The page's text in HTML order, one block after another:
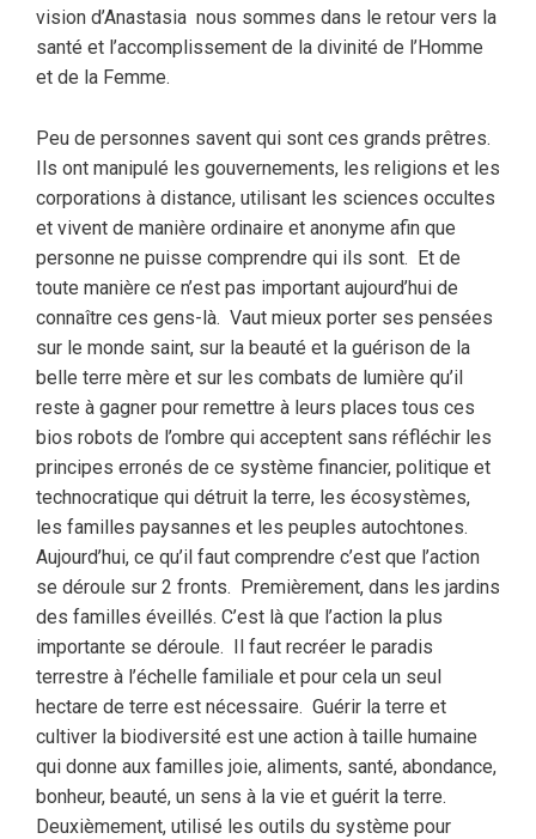
vision d’Anastasia nous sommes dans le retour vers la
santé et l’accomplissement de la divinité de l’Homme
et de la Femme.
Peu de personnes savent qui sont ces grands prêtres.
Ils ont manipulé les gouvernements, les religions et les
corporations à distance, utilisant les sciences occultes
et vivent de manière ordinaire et anonyme afin que
personne ne puisse comprendre qui ils sont. Et de
toute manière ce n’est pas important aujourd’hui de
connaître ces gens-là. Vaut mieux porter ses pensées
sur le monde saint, sur la beauté et la guérison de la
belle terre mère et sur les combats de lumière qu’il
reste à gagner pour remettre à leurs places tous ces
bios robots de l’ombre qui acceptent sans réfléchir les
principes erronés de ce système financier, politique et
technocratique qui détruit la terre, les écosystèmes,
les familles paysannes et les peuples autochtones.
Aujourd’hui, ce qu’il faut comprendre c’est que l’action
se déroule sur 2 fronts. Premièrement, dans les jardins
des familles éveillés. C’est là que l’action la plus
importante se déroule. Il faut recréer le paradis
terrestre à l’échelle familiale et pour cela un seul
hectare de terre est nécessaire. Guérir la terre et
cultiver la biodiversité est une action à taille humaine
qui donne aux familles joie, aliments, santé, abondance,
bonheur, beauté, un sens à la vie et guérit la terre.
Deuxièmement, utilisé les outils du système pour